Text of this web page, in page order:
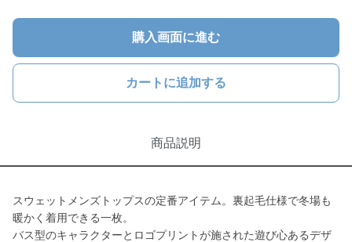
購入画面に進む
カートに追加する
商品説明
スウェットメンズトップスの定番アイテム。裏起毛仕様で冬場も
暖かく着用できる一枚。
バス型のキャラクターとロゴプリントが施された遊び心あるデザ